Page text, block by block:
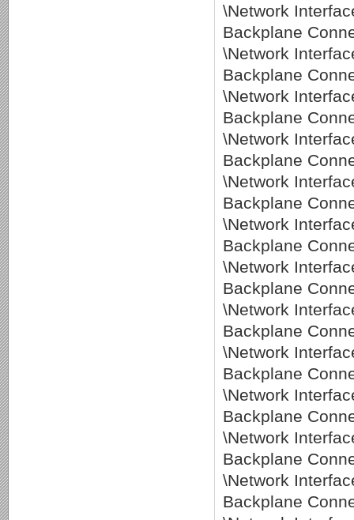
\Network
Backplane
\Network
Backplane
\Network
Backplane
\Network
Backplane
\Network
Backplane
\Network
Backplane
\Network
Backplane
\Network
Backplane
\Network
Backplane
\Network
Backplane
\Network
Backplane
\Network
Backplane